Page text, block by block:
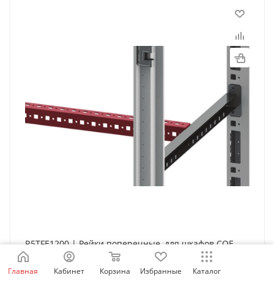
R5TFE1200 | Рейки поперечные, для шкафов CQE
Ш=1200мм, DKC
Нет в наличии
Главная Кабинет Корзина Избранные Каталог